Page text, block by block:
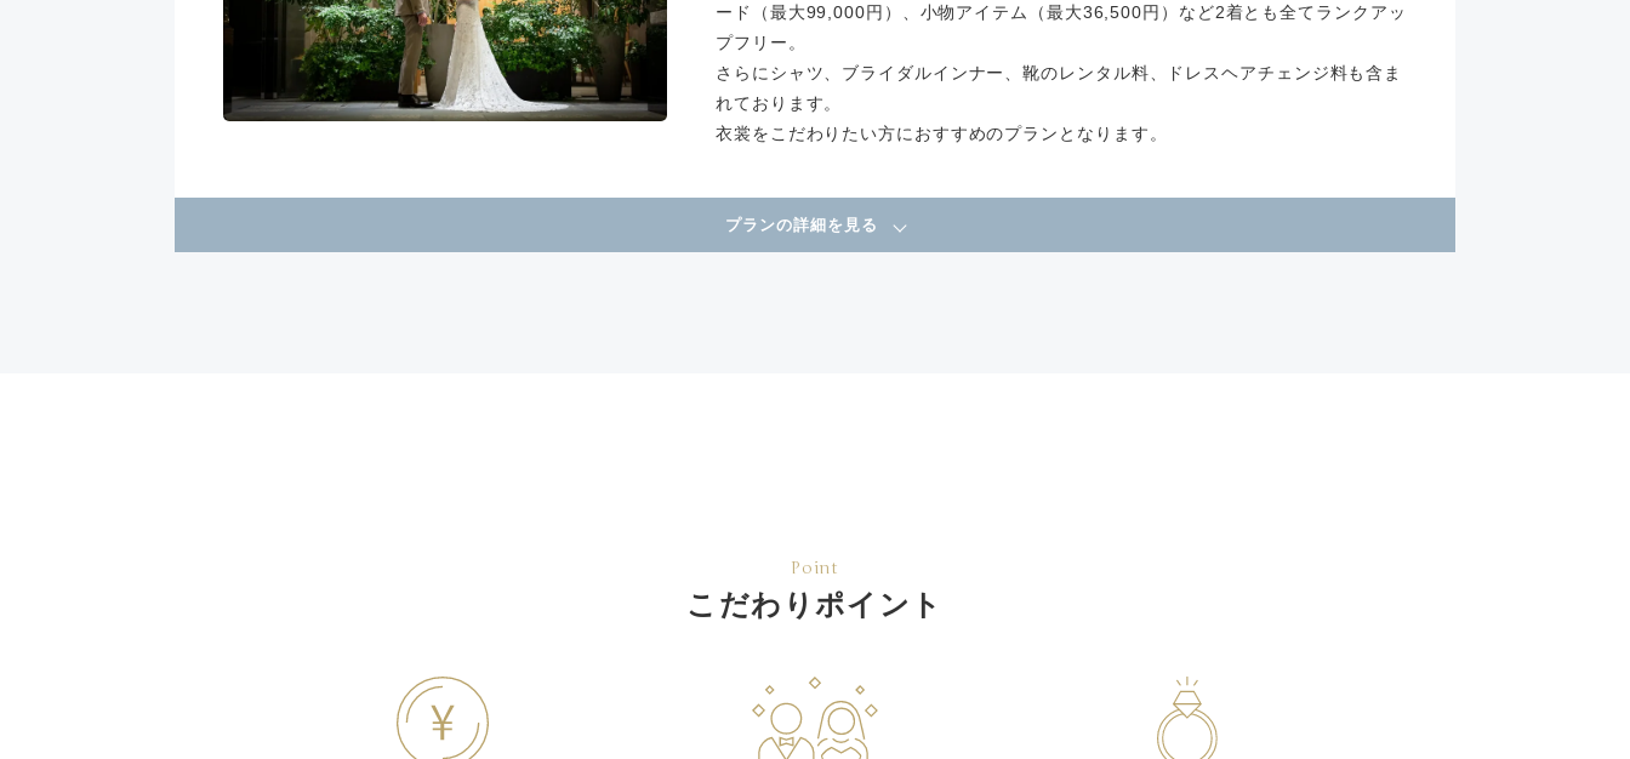
ード（最大99,000円）、小物アイテム（最大36,500円）など2着とも全てランクアッ
プフリー。
さらにシャツ、ブライダルインナー、靴のレンタル料、ドレスヘアチェンジ料も含ま
れております。
衣裳をこだわりたい方におすすめのプランとなります。
プランの詳細を見る
Point
こだわりポイント